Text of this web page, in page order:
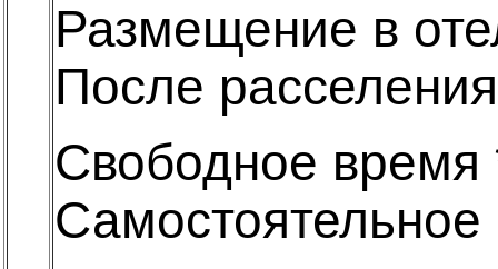
Размещение в
После
Свободное время